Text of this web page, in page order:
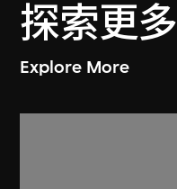
探索更多
Explore More